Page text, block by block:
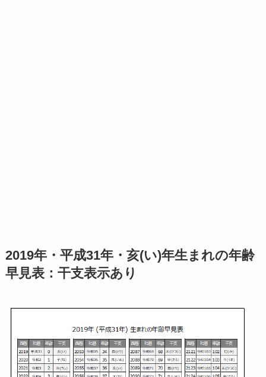
2019年・平成31年・亥(い)年生まれの年齢
早見表：干支表示あり